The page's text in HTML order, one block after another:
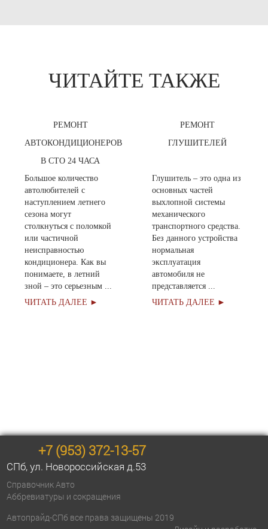
ЧИТАЙТЕ ТАКЖЕ
РЕМОНТ
АВТОКОНДИЦИОНЕРОВ
В СТО 24 ЧАСА
Большое количество
автолюбителей с
наступлением летнего
сезона могут
столкнуться с поломкой
или частичной
неисправностью
кондиционера. Как вы
понимаете, в летний
зной – это серьезным ...
ЧИТАТЬ ДАЛЕЕ ►
РЕМОНТ
ГЛУШИТЕЛЕЙ
Глушитель – это одна из
основных частей
выхлопной системы
механического
транспортного средства.
Без данного устройства
нормальная
эксплуатация
автомобиля не
представляется ...
ЧИТАТЬ ДАЛЕЕ ►
+7 (953) 372-13-57
СПб, ул. Новоросcийская д.53
Справочник Авто
Аббревиатуры и сокращения
Автопрайд-СПб все права защищены 2019